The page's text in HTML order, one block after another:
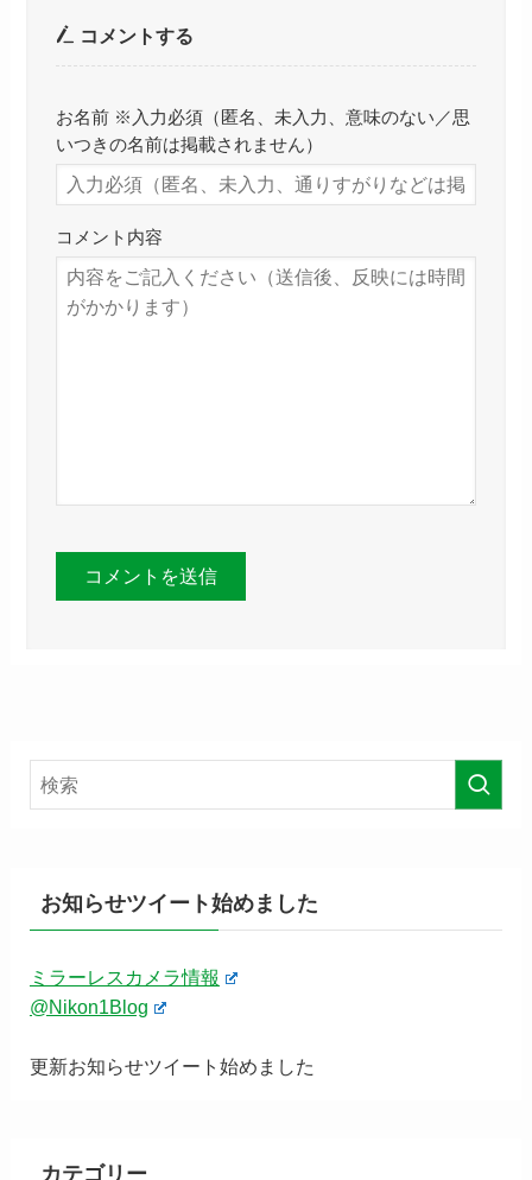
コメントする
お名前 ※入力必須（匿名、未入力、意味のない／思
いつきの名前は掲載されません）
コメント内容
お知らせツイート始めました
ミラーレスカメラ情報
@Nikon1Blog
更新お知らせツイート始めました
カテゴリー